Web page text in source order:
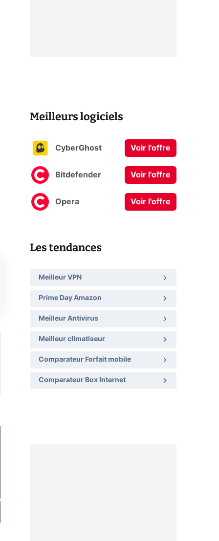
Meilleurs logiciels
CyberGhost Voir l'offre
Bitdefender Voir l'offre
Opera Voir l'offre
Les tendances
Meilleur VPN
Prime Day Amazon
Meilleur Antivirus
Meilleur climatiseur
Comparateur Forfait mobile
Comparateur Box Internet